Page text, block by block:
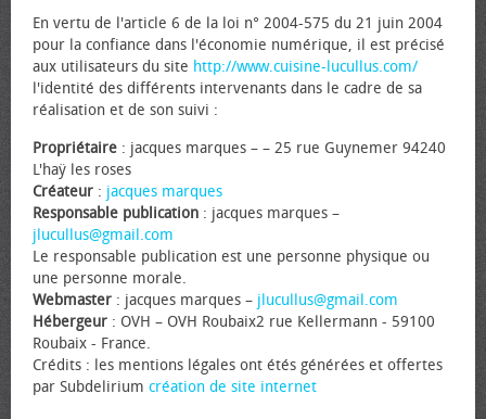
En vertu de l'article 6 de la loi n° 2004-575 du 21 juin 2004
pour la confiance dans l'économie numérique, il est précisé
aux utilisateurs du site http://www.cuisine-lucullus.com/
l'identité des différents intervenants dans le cadre de sa
réalisation et de son suivi :
Propriétaire : jacques marques – – 25 rue Guynemer 94240
L'haÿ les roses
Créateur : jacques marques
Responsable publication : jacques marques –
jlucullus@gmail.com
Le responsable publication est une personne physique ou
une personne morale.
Webmaster : jacques marques – jlucullus@gmail.com
Hébergeur : OVH – OVH Roubaix2 rue Kellermann - 59100
Roubaix - France.
Crédits : les mentions légales ont étés générées et offertes
par Subdelirium création de site internet